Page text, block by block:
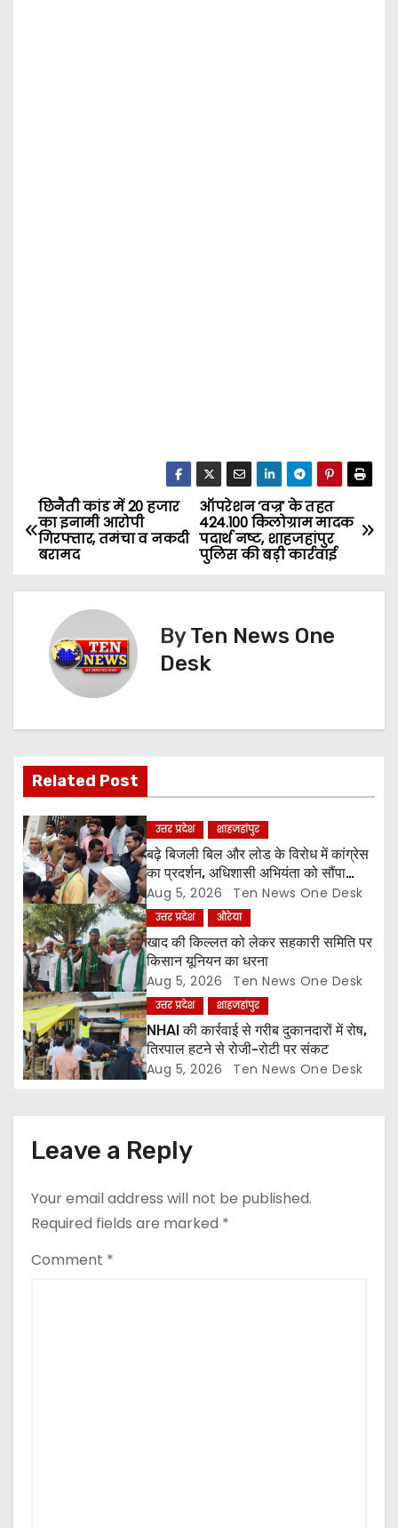
P
o
s
v
g
a
t
i
o
n
ऑपरेशन ‘वज्र’ के तहत
424.100 किलोग्राम मादक
पदार्थ नष्ट, शाहजहांपुर
पुलिस की बड़ी कार्रवाई
छिनैती कांड में 20 हजार
का इनामी आरोपी
गिरफ्तार, तमंचा व नकदी
बरामद
ByTen News One
Desk
Related Post
उत्तर प्रदेश शाहजहांपुर
बढ़े बिजली बिल और लोड के विरोध में कांग्रेस
का प्रदर्शन, अधिशासी अभियंता को सौंपा
ज्ञापन
Aug 5, 2026 Ten News One Desk
उत्तर प्रदेश औरेया
खाद की किल्लत को लेकर सहकारी समिति पर
किसान यूनियन का धरना
Aug 5, 2026 Ten News One Desk
उत्तर प्रदेश शाहजहांपुर
NHAI की कार्रवाई से गरीब दुकानदारों में रोष,
तिरपाल हटने से रोजी-रोटी पर संकट
Aug 5, 2026 Ten News One Desk
Leave a Reply
Your email address will not be published.
Required fields are marked *
Comment *